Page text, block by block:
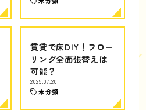
賃貸で床DIY！フロー
リング全面張替えは
可能？
2025.07.20
未分類